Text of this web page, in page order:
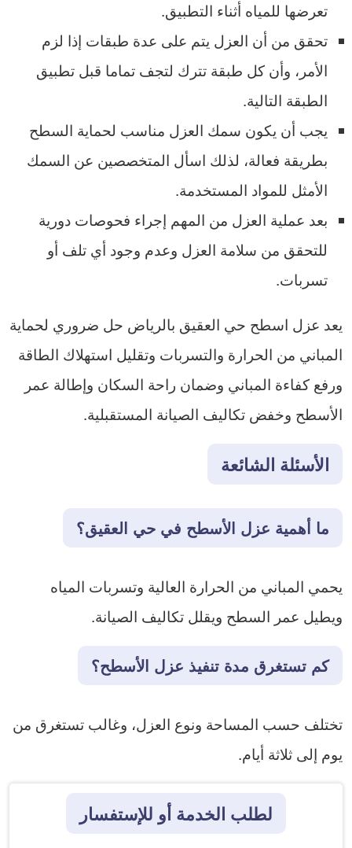
تعرضها للمياه أثناء التطبيق.
تحقق من أن العزل يتم على عدة طبقات إذا لزم
الأمر، وأن كل طبقة تترك لتجف تماما قبل تطبيق
الطبقة التالية.
يجب أن يكون سمك العزل مناسب لحماية السطح
بطريقة فعالة، لذلك اسأل المتخصصين عن السمك
الأمثل للمواد المستخدمة.
بعد عملية العزل من المهم إجراء فحوصات دورية
للتحقق من سلامة العزل وعدم وجود أي تلف أو
تسربات.
يعد عزل اسطح حي العقيق بالرياض حل ضروري لحماية
المباني من الحرارة والتسربات وتقليل استهلاك الطاقة
ورفع كفاءة المباني وضمان راحة السكان وإطالة عمر
الأسطح وخفض تكاليف الصيانة المستقبلية.
الأسئلة الشائعة
ما أهمية عزل الأسطح في حي العقيق؟
يحمي المباني من الحرارة العالية وتسربات المياه
ويطيل عمر السطح ويقلل تكاليف الصيانة.
كم تستغرق مدة تنفيذ عزل الأسطح؟
تختلف حسب المساحة ونوع العزل، وغالب تستغرق من
يوم إلى ثلاثة أيام.
لطلب الخدمة أو للإستفسار